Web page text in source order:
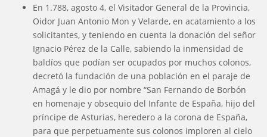
En 1.788, agosto 4, el Visitador General de la Provincia,
Oidor Juan Antonio Mon y Velarde, en acatamiento a los
solicitantes, y teniendo en cuenta la donación del señor
Ignacio Pérez de la Calle, sabiendo la inmensidad de
baldíos que podían ser ocupados por muchos colonos,
decretó la fundación de una población en el paraje de
Amagá y le dio por nombre “San Fernando de Borbón
en homenaje y obsequio del Infante de España, hijo del
príncipe de Asturias, heredero a la corona de España,
para que perpetuamente sus colonos imploren al cielo